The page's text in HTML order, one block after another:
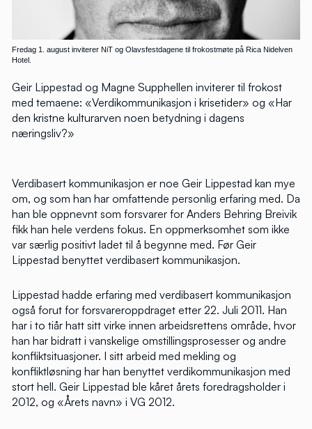
Fredag 1. august inviterer NiT og Olavsfestdagene til frokostmøte på Rica Nidelven
Hotel.
Geir Lippestad og Magne Supphellen inviterer til frokost
med temaene: «Verdikommunikasjon i krisetider» og «Har
den kristne kulturarven noen betydning i dagens
næringsliv?»
Verdibasert kommunikasjon er noe Geir Lippestad kan mye
om, og som han har omfattende personlig erfaring med. Da
han ble oppnevnt som forsvarer for Anders Behring Breivik
fikk han hele verdens fokus. En oppmerksomhet som ikke
var særlig positivt ladet til å begynne med. Før Geir
Lippestad benyttet verdibasert kommunikasjon.
Lippestad hadde erfaring med verdibasert kommunikasjon
også forut for forsvareroppdraget etter 22. Juli 2011. Han
har i to tiår hatt sitt virke innen arbeidsrettens område, hvor
han har bidratt i vanskelige omstillingsprosesser og andre
konfliktsituasjoner. I sitt arbeid med mekling og
konfliktløsning har han benyttet verdikommunikasjon med
stort hell. Geir Lippestad ble kåret årets foredragsholder i
2012, og «Årets navn» i VG 2012.